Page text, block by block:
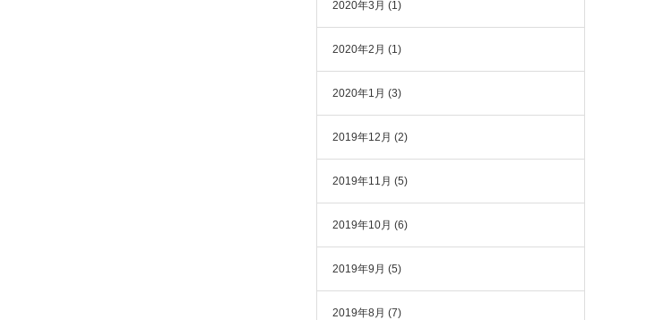
2020年3月 (1)
2020年2月 (1)
2020年1月 (3)
2019年12月 (2)
2019年11月 (5)
2019年10月 (6)
2019年9月 (5)
2019年8月 (7)